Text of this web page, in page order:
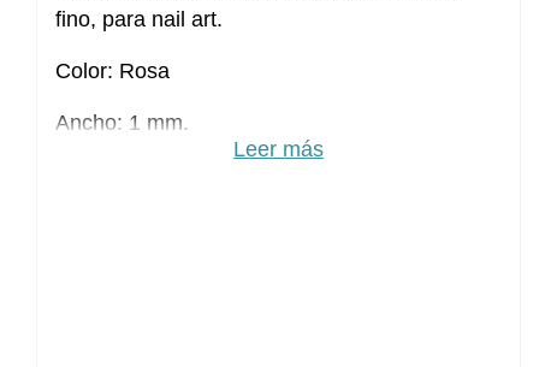
fino, para nail art.
Color: Rosa
Ancho: 1 mm.
Leer más